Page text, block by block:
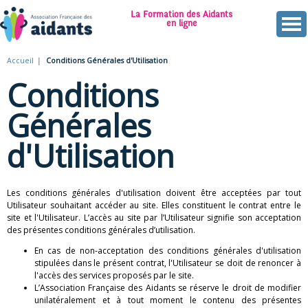
A
s
s
o
c
a
t
La Formation des Aidants
en ligne
êtes
ici
Accueil Conditions Générales d'Utilisation
Conditions
Générales
d'Utilisation
Les conditions générales d'utilisation doivent être acceptées par tout
Utilisateur souhaitant accéder au site. Elles constituent le contrat entre le
site et l'Utilisateur. L’accès au site par l’Utilisateur signifie son acceptation
des présentes conditions générales d’utilisation.
En cas de non-acceptation des conditions générales d'utilisation
stipulées dans le présent contrat, l'Utilisateur se doit de renoncer à
l'accès des services proposés par le site.
L’Association Française des Aidants se réserve le droit de modifier
unilatéralement et à tout moment le contenu des présentes